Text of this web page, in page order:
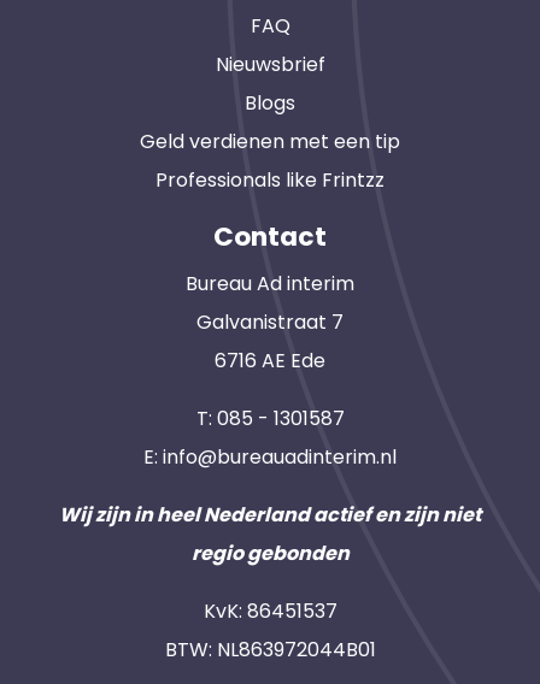
FAQ
Nieuwsbrief
Blogs
Geld verdienen met een tip
Professionals like Frintzz
Contact
Bureau Ad interim
Galvanistraat 7
6716 AE Ede
T: 085 - 1301587
E: info@bureauadinterim.nl
Wij zijn in heel Nederland actief en zijn niet
regio gebonden
KvK: 86451537
BTW: NL863972044B01